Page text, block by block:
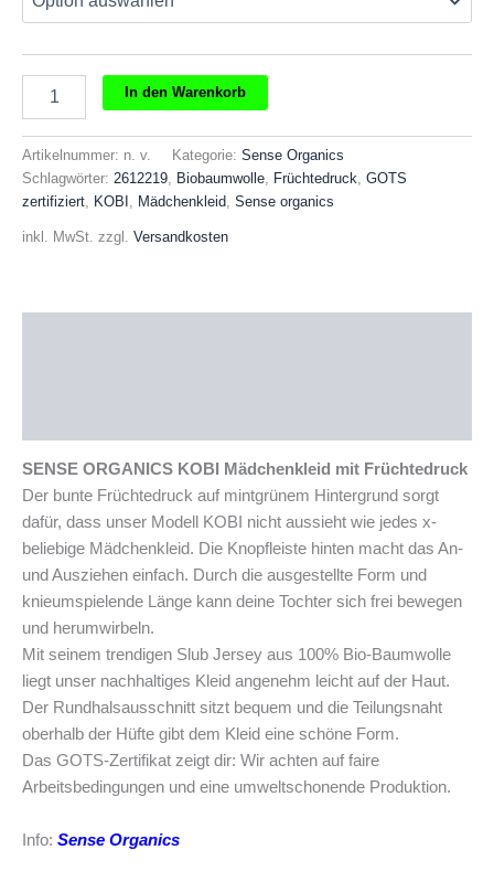
ORGANICS
Mädchenkleid
mit
Früchtedruck
In den Warenkorb
Artikelnummer: n. v. Kategorie: Sense Organics
Schlagwörter: 2612219, Biobaumwolle, Früchtedruck, GOTS
zertifiziert, KOBI , Mädchenkleid, Sense organics
inkl. MwSt. zzgl. Versandkosten
SENSE ORGANICS KOBI Mädchenkleid mit Früchtedruck
Der bunte Früchtedruck auf mintgrünem Hintergrund sorgt
dafür, dass unser Modell KOBI nicht aussieht wie jedes x-
beliebige Mädchenkleid. Die Knopfleiste hinten macht das An-
und Ausziehen einfach. Durch die ausgestellte Form und
knieumspielende Länge kann deine Tochter sich frei bewegen
und herumwirbeln.
Mit seinem trendigen Slub Jersey aus 100% Bio-Baumwolle
liegt unser nachhaltiges Kleid angenehm leicht auf der Haut.
Der Rundhalsausschnitt sitzt bequem und die Teilungsnaht
oberhalb der Hüfte gibt dem Kleid eine schöne Form.
Das GOTS-Zertifikat zeigt dir: Wir achten auf faire
Arbeitsbedingungen und eine umweltschonende Produktion.
Info: Sense Organics